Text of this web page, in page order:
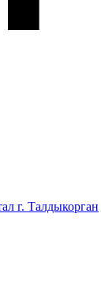
г. Талдыкорган